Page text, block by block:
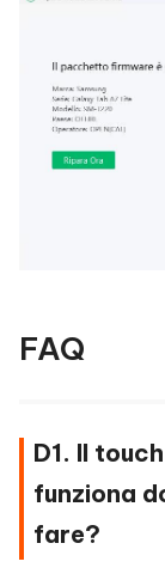
FAQ
D1. Il
funziona
fare?